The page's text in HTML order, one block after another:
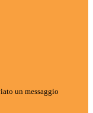
un messaggio